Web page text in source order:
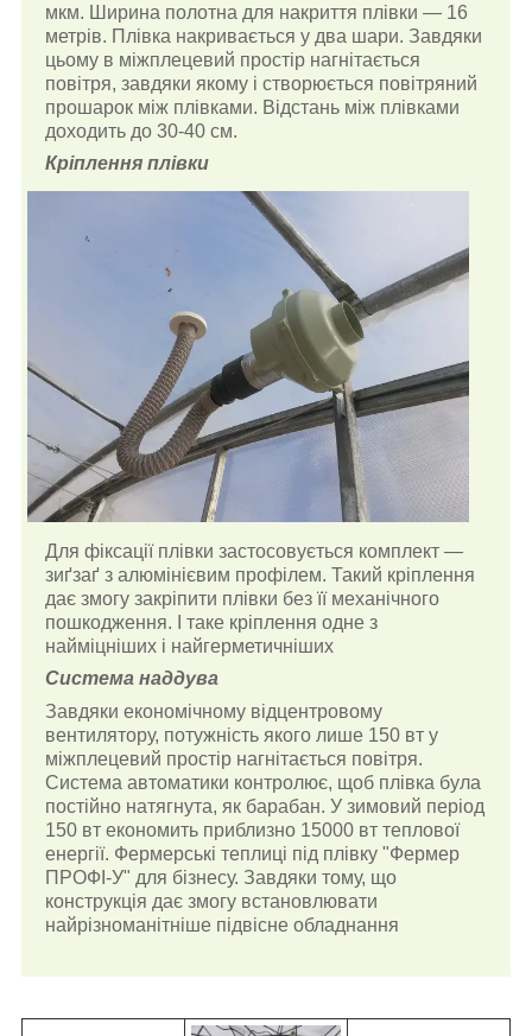
мкм. Ширина полотна для накриття плівки — 16
метрів. Плівка накривається у два шари. Завдяки
цьому в міжплецевий простір нагнітається
повітря, завдяки якому і створюється повітряний
прошарок між плівками. Відстань між плівками
доходить до 30-40 см.
Кріплення плівки
Для фіксації плівки застосовується комплект —
зиґзаґ з алюмінієвим профілем. Такий кріплення
дає змогу закріпити плівки без її механічного
пошкодження. І таке кріплення одне з
найміцніших і найгерметичніших
Система наддува
Завдяки економічному відцентровому
вентилятору, потужність якого лише 150 вт у
міжплецевий простір нагнітається повітря.
Система автоматики контролює, щоб плівка була
постійно натягнута, як барабан. У зимовий період
150 вт економить приблизно 15000 вт теплової
енергії. Фермерські теплиці під плівку "Фермер
ПРОФІ-У" для бізнесу. Завдяки тому, що
конструкція дає змогу встановлювати
найрізноманітніше підвісне обладнання